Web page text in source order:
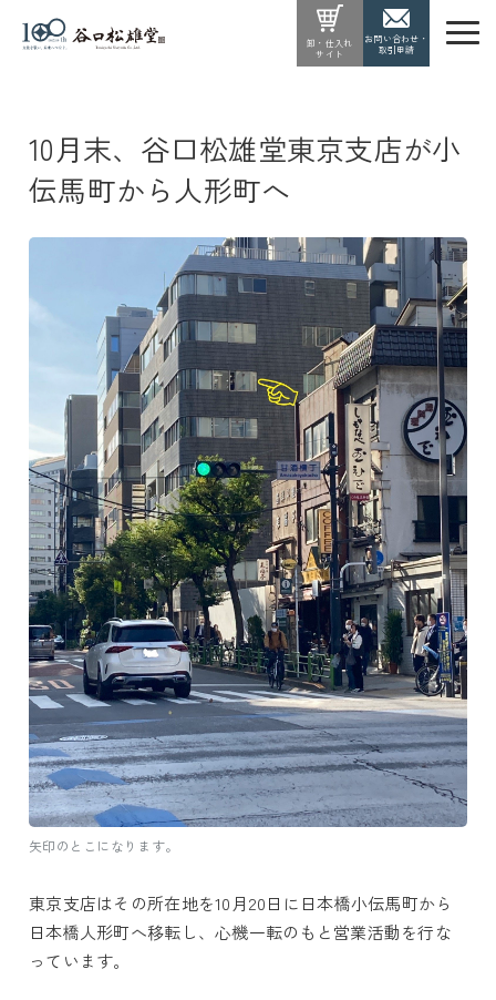
卸・仕入れ
サイト
お問い合わせ・
取引申請
10月末、谷口松雄堂東京支店が小
伝馬町から人形町へ
矢印のとこになります。
東京支店はその所在地を10月20日に日本橋小伝馬町から
日本橋人形町へ移転し、心機一転のもと営業活動を行な
っています。